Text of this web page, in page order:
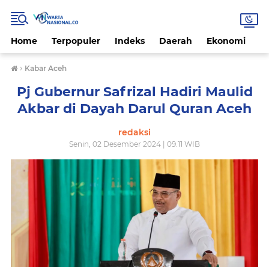
Home Terpopuler Indeks Daerah Ekonomi
› Kabar Aceh
Pj Gubernur Safrizal Hadiri Maulid
Akbar di Dayah Darul Quran Aceh
redaksi
Senin, 02 Desember 2024 | 09.11 WIB